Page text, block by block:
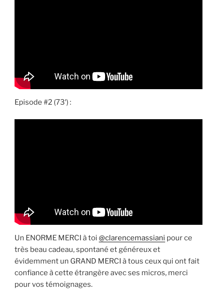
Episode #2 (73′) :
Un ENORME MERCI à toi @clarencemassiani pour ce
très beau cadeau, spontané et généreux et
évidemment un GRAND MERCI à tous ceux qui ont fait
confiance à cette étrangère avec ses micros, merci
pour vos témoignages.